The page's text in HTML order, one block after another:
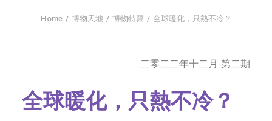
Home 博物天地 博物特寫 全球暖化，只熱不冷？
二零二二年十二月 第二期
全球暖化，只熱不冷？